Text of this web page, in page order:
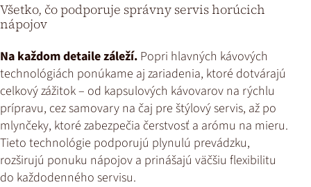
Všetko, čo podporuje správny servis horúcich
nápojov
Na každom detaile záleží. Popri hlavných kávových
technológiách ponúkame aj zariadenia, ktoré dotvárajú
celkový zážitok – od kapsulových kávovarov na rýchlu
prípravu, cez samovary na čaj pre štýlový servis, až po
mlynčeky, ktoré zabezpečia čerstvosť a arómu na mieru.
Tieto technológie podporujú plynulú prevádzku,
rozširujú ponuku nápojov a prinášajú väčšiu flexibilitu
do každodenného servisu.